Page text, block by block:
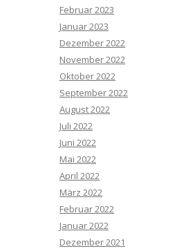
Februar 2023
Januar 2023
Dezember 2022
November 2022
Oktober 2022
September 2022
August 2022
Juli 2022
Juni 2022
Mai 2022
April 2022
März 2022
Februar 2022
Januar 2022
Dezember 2021